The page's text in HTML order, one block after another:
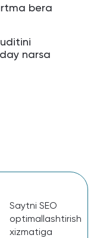
bera
narsa
Saytni SEO
optimallashtirish
xizmatiga